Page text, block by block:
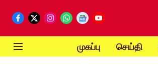
முகப்பு செய்தி